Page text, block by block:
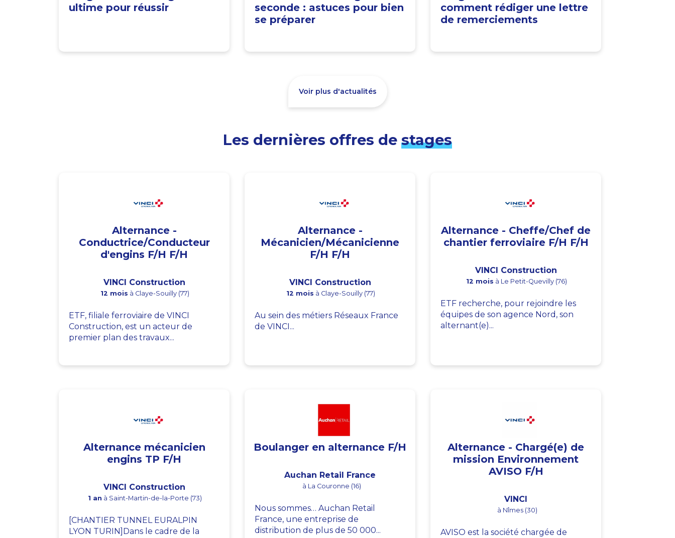
ultime pour réussir
seconde : astuces pour bien
se préparer
comment rédiger une lettre
de remerciements
Voir plus d'actualités
Les dernières offres de stages
Alternance -
Conductrice/Conducteur
d'engins F/H F/H
VINCI Construction
12 mois à Claye-Souilly (77)
ETF, filiale ferroviaire de VINCI
Construction, est un acteur de
premier plan des travaux...
Alternance -
Mécanicien/Mécanicienne
F/H F/H
VINCI Construction
12 mois à Claye-Souilly (77)
Au sein des métiers Réseaux France
de VINCI...
Alternance - Cheffe/Chef de
chantier ferroviaire F/H F/H
VINCI Construction
12 mois à Le Petit-Quevilly (76)
ETF recherche, pour rejoindre les
équipes de son agence Nord, son
alternant(e)...
Alternance mécanicien
engins TP F/H
VINCI Construction
1 an à Saint-Martin-de-la-Porte (73)
[CHANTIER TUNNEL EURALPIN
LYON TURIN]Dans le cadre de la
Boulanger en alternance F/H
Auchan Retail France
à La Couronne (16)
Nous sommes… Auchan Retail
France, une entreprise de
distribution de plus de 50 000...
Alternance - Chargé(e) de
mission Environnement
AVISO F/H
VINCI
à Nîmes (30)
AVISO est la société chargée de